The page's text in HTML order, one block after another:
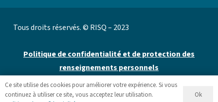
Tous droits réservés. © RISQ – 2023
Politique de confidentialité et de protection des
renseignements personnels
Site web par 👉 Cinetic
Ce site utilise des cookies pour améliorer votre expérience. Si vous
continuez à utiliser ce site, vous acceptez leur utilisation.
Ok